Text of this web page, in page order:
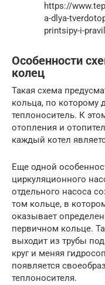
https://
a-dlya-
printsipy-i-
Особенности
колец
Такая схема
кольца, по которому
теплоноситель. К
отопления и
каждый котел
Еще одной
циркуляционного
отдельного насоса
том кольце, в
оказывает
первичном кольце.
выходит из трубы
круг и меняя
появляется
теплоносителя.